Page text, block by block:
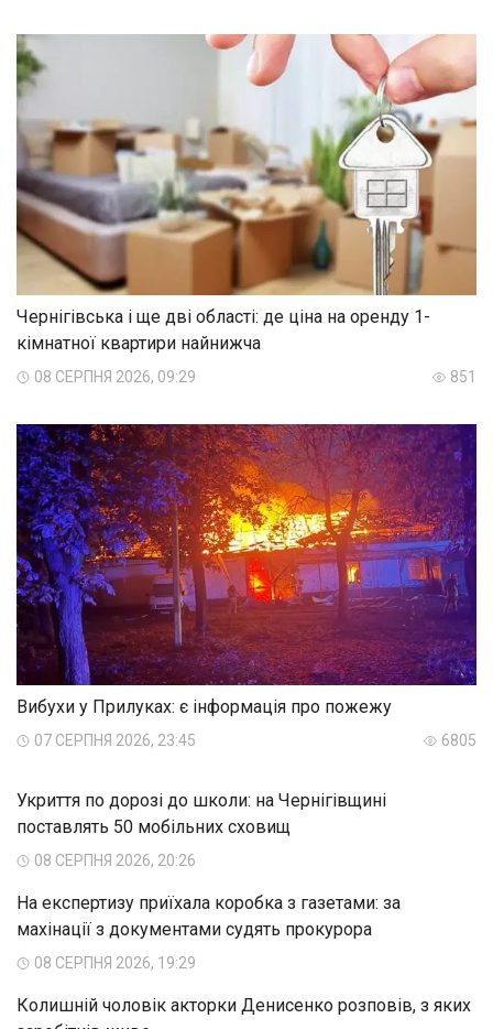
Чернігівська і ще дві області: де ціна на оренду 1-
кімнатної квартири найнижча
08 СЕРПНЯ 2026, 09:29 851
Вибухи у Прилуках: є інформація про пожежу
07 СЕРПНЯ 2026, 23:45 6805
Укриття по дорозі до школи: на Чернігівщині
поставлять 50 мобільних сховищ
08 СЕРПНЯ 2026, 20:26
На експертизу приїхала коробка з газетами: за
махінації з документами судять прокурора
08 СЕРПНЯ 2026, 19:29
Колишній чоловік акторки Денисенко розповів, з яких